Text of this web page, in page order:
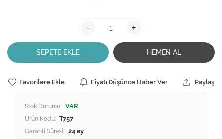
- +
SEPETE EKLE HEMEN AL
Favorilere Ekle Fiyatı Düşünce Haber Ver Paylaş
Stok Durumu: VAR
Ürün Kodu: T757
Garanti Süresi: 24 ay